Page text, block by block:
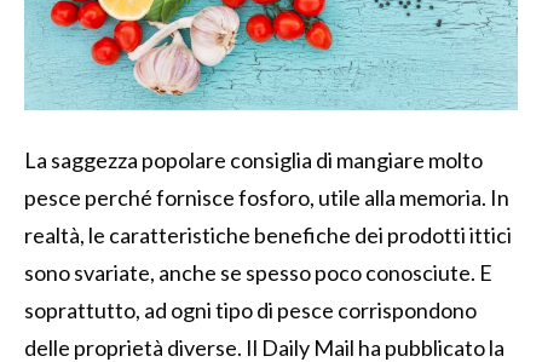
La saggezza popolare consiglia di mangiare molto
pesce perché fornisce fosforo, utile alla memoria. In
realtà, le caratteristiche benefiche dei prodotti ittici
sono svariate, anche se spesso poco conosciute. E
soprattutto, ad ogni tipo di pesce corrispondono
delle proprietà diverse. Il Daily Mail ha pubblicato la